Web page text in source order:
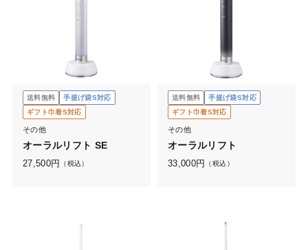
送料無料
手提げ袋S対応
ギフト巾着S対応
その他
オーラルリフト SE
27,500円 （税込）
送料無料
手提げ袋S対応
ギフト巾着S対応
その他
オーラルリフト
33,000円 （税込）